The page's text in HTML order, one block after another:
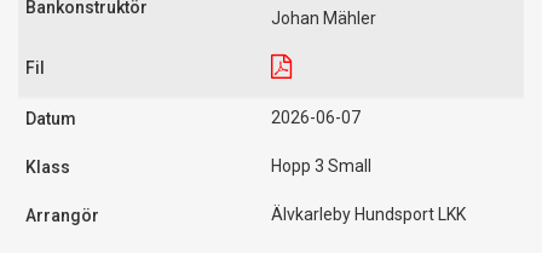
Johan Mähler
2026-06-07
Hopp 3 Small
Älvkarleby Hundsport LKK